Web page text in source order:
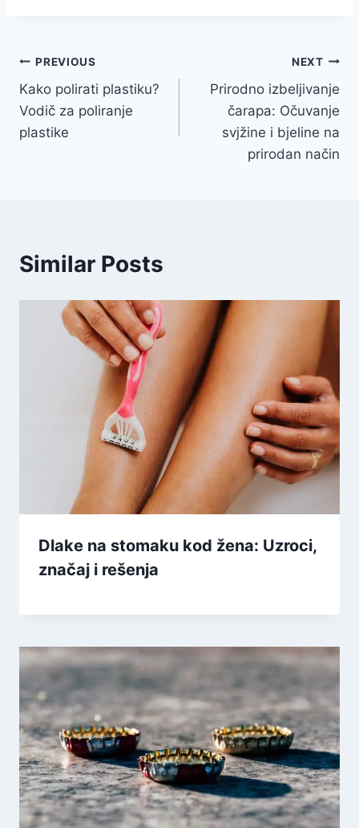
Navigacija
članaka
PREVIOUS
Kako polirati plastiku?
Vodič za poliranje
plastike
NEXT
Prirodno izbeljivanje
čarapa: Očuvanje
svjžine i bjeline na
prirodan način
Similar Posts
Dlake na stomaku kod žena: Uzroci,
značaj i rešenja